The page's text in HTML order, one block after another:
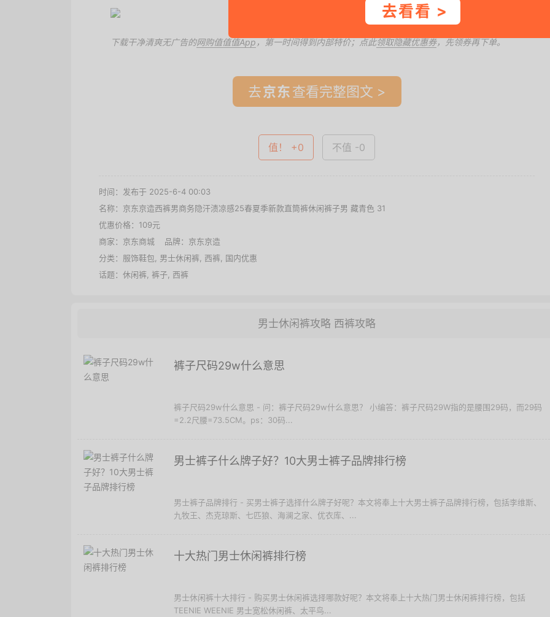
去看看 >
下载干净清爽无广告的网购值值值App ，第一时间得到内部特价；点此领取隐藏优惠券，先领券再下单。
去 查看完整图文 >
值！ +0 不值 -0
时间：发布于 2025-6-4 00:03
名称： 京东京造西裤男商务隐汗渍凉感25春夏季新款直筒裤休闲裤子男 藏青色 31
优惠价格： 109元
商家： 京东商城 品牌： 京东京造
分类： 服饰鞋包 男士休闲裤 西裤 国内优惠
话题： 休闲裤 裤子 西裤
男士休闲裤攻略 西裤攻略
裤子尺码29w什么意思
裤子尺码29w什么意思 - 问：裤子尺码29w什么意思？ 小编答：裤子尺码29W指的是腰围29码，而29码
=2.2尺腰=73.5CM。ps：30码...
男士裤子什么牌子好？10大男士裤子品牌排行榜
男士裤子品牌排行 - 买男士裤子选择什么牌子好呢？本文将奉上十大男士裤子品牌排行榜，包括李维斯、
九牧王、杰克琼斯、七匹狼、海澜之家、优衣库、...
十大热门男士休闲裤排行榜
男士休闲裤十大排行 - 购买男士休闲裤选择哪款好呢？本文将奉上十大热门男士休闲裤排行榜，包括
TEENIE WEENIE 男士宽松休闲裤、太平鸟...